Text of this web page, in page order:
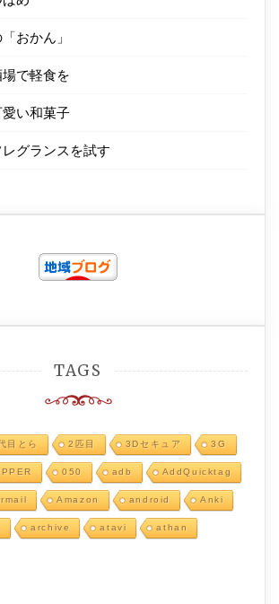
おかん」
で軽食を
い和菓子
グランスを試す
TAGS
目とら 2匹目 3Dセキュア 3G
050 adb AddQuicktag
Amazon android Anki
archive atavi athan